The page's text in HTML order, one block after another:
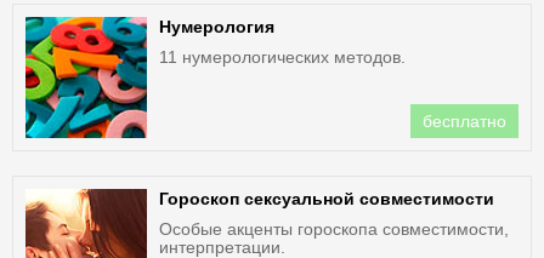
Нумерология
11 нумерологических методов.
бесплатно
Гороскоп сексуальной совместимости
Особые акценты гороскопа совместимости,
интерпретации.